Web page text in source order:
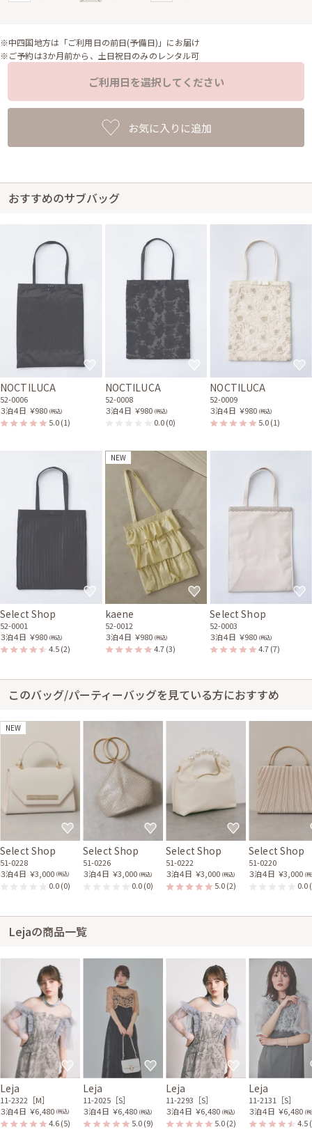
※中四国地方は「ご利用日の前日(予備日)」にお届け
※ご予約は3か月前から、土日祝日のみのレンタル可
ご利用日を選択してください
お気に入りに追加
おすすめのサブバッグ
NOCTILUCA
52-0006
３泊４日 ￥980 (税込)
5.0(1)
NOCTILUCA
52-0008
３泊４日 ￥980 (税込)
0.0(0)
NOCTILUCA
52-0009
３泊４日 ￥980 (税込)
5.0(1)
Select Shop
52-0001
３泊４日 ￥980 (税込)
4.5(2)
NEW
kaene
52-0012
３泊４日 ￥980 (税込)
4.7(3)
Select Shop
52-0003
３泊４日 ￥980 (税込)
4.7(7)
このバッグ/パーティーバッグを見ている方におすすめ
NEW
Select Shop
51-0228
３泊４日 ￥3,000 (税込)
0.0(0)
Select Shop
51-0226
３泊４日 ￥3,000 (税込)
0.0(0)
Select Shop
51-0222
３泊４日 ￥3,000 (税込)
5.0(2)
Select Shop
51-0220
３泊４日 ￥3,000 (
0.0
Lejaの商品一覧
Leja
11-2322［M］
３泊４日 ￥6,480 (税込)
4.6(5)
Leja
11-2025［S］
３泊４日 ￥6,480 (税込)
5.0(9)
Leja
11-2293［S］
３泊４日 ￥6,480 (税込)
5.0(2)
Leja
11-2131［S］
３泊４日 ￥6,480 (
4.5